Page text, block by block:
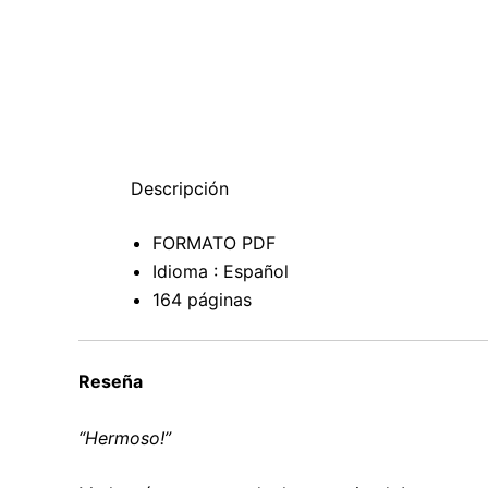
Descripción
FORMATO PDF
Idioma : Español
164 páginas
Reseña
“Hermoso!”